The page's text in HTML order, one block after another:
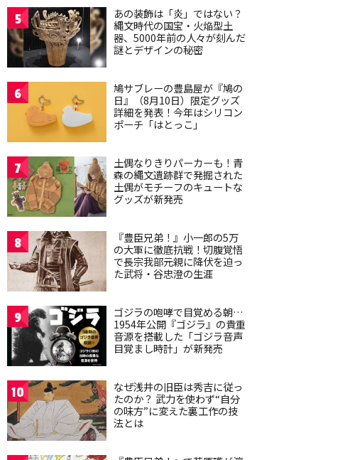
5
あの装飾は「炎」ではない？
縄文時代の国宝・火焔型土
器、5000年前の人々が刻んだ
謎とデザインの秘密
6
鳩サブレーの豊島屋が『鳩の
日』（8月10日）限定グッズ
詳細を発表！今年はシリコン
ポーチ「はとっこ」
7
土偶なりきりパーカーも！青
森の縄文遺跡群で発掘された
土偶がモチーフのキュートな
グッズが新発売
8
『豊臣兄弟！』小一郎の5万
の大軍に徹底抗戦！切腹覚悟
で長宗我部元親に降伏を迫っ
た武将・谷忠澄の生涯
9
ゴジラの咆哮で目覚める朝…
1954年公開『ゴジラ』の貴重
音源を搭載した「ゴジラ音声
目覚まし時計」が新発売
10
なぜ浅井の旧臣は秀吉に従っ
たのか？ 武力を使わず“自分
の味方”に変えた裏工作の技
法とは